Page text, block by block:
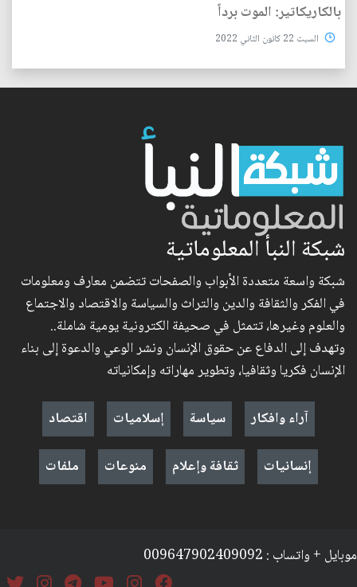
بالكاريكاتير: الموت برداً
السبت 22 كانون الثاني 2022
شبكة النبأ المعلوماتية
شبكة واسعة متعددة الأبواب والصفحات تتضمن معارف ومعلومات
في الفكر والثقافة والدين والتراث والسياسة والاقتصاد والاجتماع
والعلوم وغيرها، تتمثل في صحيفة الكترونية يومية شاملة..
وتهدف إلى الدفاع عن حقوق الإنسان ونشر الوعي والدعوة إلى بناء
الإنسان فكريا وثقافيا، وتطوير مهاراته وإمكانياته
آراء وافكار
سياسة إسلاميات
اقتصاد
إنسانيات
ثقافة وإعلام منوعات ملفات
موبايل + واتساب : 009647902409092